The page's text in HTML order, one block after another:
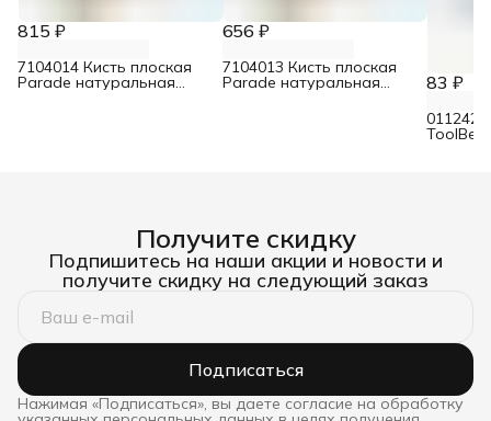
815 ₽
7104014 Кисть плоская
Parade натуральная
656 ₽
7104013 Кисть плоская
Parade натуральная 83 ₽
Получите скидку
Подпишитесь на наши акции и новости и
получите скидку на следующий заказ
Подписаться
Нажимая «Подписаться», вы даете согласие на обработку